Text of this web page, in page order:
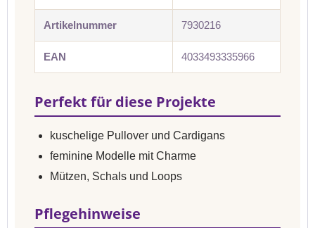
Artikelnummer 7930216
EAN 4033493335966
Perfekt für diese Projekte
kuschelige Pullover und Cardigans
feminine Modelle mit Charme
Mützen, Schals und Loops
Pflegehinweise